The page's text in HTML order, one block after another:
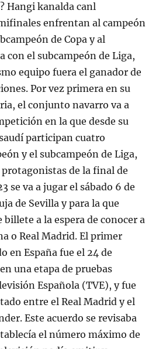
enfrentan al campeón
de Copa y al
con el subcampeón de Liga,
equipo fuera el ganador de
Por vez primera en su
el conjunto navarro va a
en la que desde su
participan cuatro
y el subcampeón de Liga,
protagonistas de la final de
se va a jugar el sábado 6 de
de Sevilla y para la que
billete a la espera de conocer a
o Real Madrid. El primer
en España fue el 24 de
una etapa de pruebas
Española (TVE), y fue
entre el Real Madrid y el
Este acuerdo se revisaba
el número máximo de